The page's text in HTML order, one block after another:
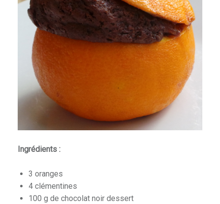
Ingrédients :
3 oranges
4 clémentines
100 g de chocolat noir dessert